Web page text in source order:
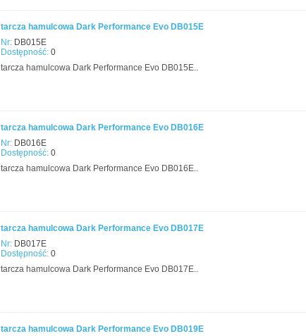
tarcza hamulcowa Dark Performance Evo DB015E
Nr: DB015E
Dostępność: 0
tarcza hamulcowa Dark Performance Evo DB015E..
tarcza hamulcowa Dark Performance Evo DB016E
Nr: DB016E
Dostępność: 0
tarcza hamulcowa Dark Performance Evo DB016E..
tarcza hamulcowa Dark Performance Evo DB017E
Nr: DB017E
Dostępność: 0
tarcza hamulcowa Dark Performance Evo DB017E..
tarcza hamulcowa Dark Performance Evo DB019E